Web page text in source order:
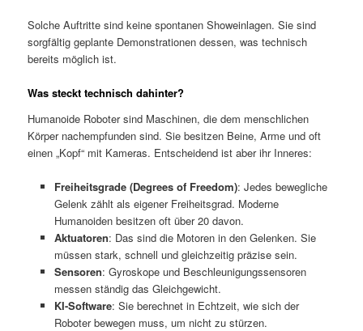
Solche Auftritte sind keine spontanen Showeinlagen. Sie sind
sorgfältig geplante Demonstrationen dessen, was technisch
bereits möglich ist.
Was steckt technisch dahinter?
Humanoide Roboter sind Maschinen, die dem menschlichen
Körper nachempfunden sind. Sie besitzen Beine, Arme und oft
einen „Kopf“ mit Kameras. Entscheidend ist aber ihr Inneres:
Freiheitsgrade (Degrees of Freedom): Jedes bewegliche
Gelenk zählt als eigener Freiheitsgrad. Moderne
Humanoiden besitzen oft über 20 davon.
Aktuatoren: Das sind die Motoren in den Gelenken. Sie
müssen stark, schnell und gleichzeitig präzise sein.
Sensoren: Gyroskope und Beschleunigungssensoren
messen ständig das Gleichgewicht.
KI-Software: Sie berechnet in Echtzeit, wie sich der
Roboter bewegen muss, um nicht zu stürzen.